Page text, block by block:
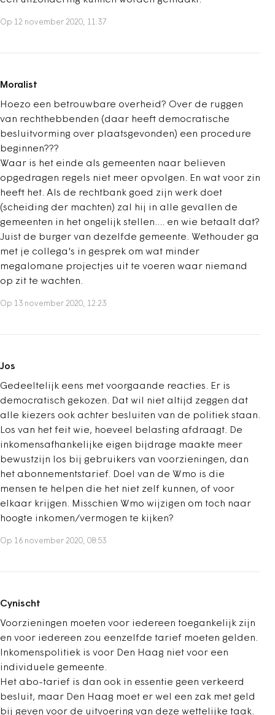
Op 12 november 2020, 11:37
Moralist
Hoezo een betrouwbare overheid? Over de ruggen
van rechthebbenden (daar heeft democratische
besluitvorming over plaatsgevonden) een procedure
beginnen???
Waar is het einde als gemeenten naar believen
opgedragen regels niet meer opvolgen. En wat voor zin
heeft het. Als de rechtbank goed zijn werk doet
(scheiding der machten) zal hij in alle gevallen de
gemeenten in het ongelijk stellen.... en wie betaalt dat?
Juist de burger van dezelfde gemeente. Wethouder ga
met je collega's in gesprek om wat minder
megalomane projectjes uit te voeren waar niemand
op zit te wachten.
Op 13 november 2020, 12:23
Jos
Gedeeltelijk eens met voorgaande reacties. Er is
democratisch gekozen. Dat wil niet altijd zeggen dat
alle kiezers ook achter besluiten van de politiek staan.
Los van het feit wie, hoeveel belasting afdraagt. De
inkomensafhankelijke eigen bijdrage maakte meer
bewustzijn los bij gebruikers van voorzieningen, dan
het abonnementstarief. Doel van de Wmo is die
mensen te helpen die het niet zelf kunnen, of voor
elkaar krijgen. Misschien Wmo wijzigen om toch naar
hoogte inkomen/vermogen te kijken?
Op 16 november 2020, 08:53
Cynischt
Voorzieningen moeten voor iedereen toegankelijk zijn
en voor iedereen zou eenzelfde tarief moeten gelden.
Inkomenspolitiek is voor Den Haag niet voor een
individuele gemeente.
Het abo-tarief is dan ook in essentie geen verkeerd
besluit, maar Den Haag moet er wel een zak met geld
bij geven voor de uitvoering van deze wettelijke taak.